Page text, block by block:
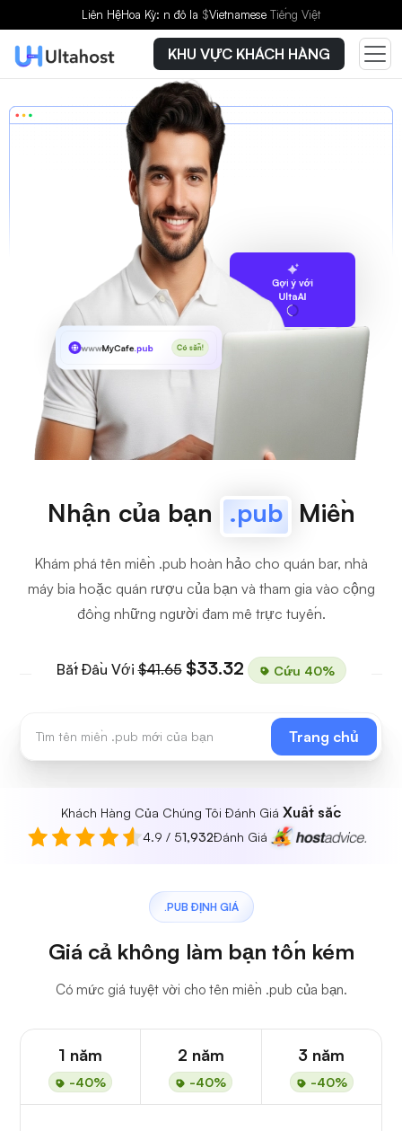
Liên HệHoa Kỳ: n đô la $Vietnamese Tiếng Việt
KHU VỰC KHÁCH HÀNG
Gợi ý với
UltaAI
wwwMyCafe.pub Có sẵn!
Nhận của bạn .pub Miền
Khám phá tên miền .pub hoàn hảo cho quán bar, nhà
máy bia hoặc quán rượu của bạn và tham gia vào cộng
đồng những người đam mê trực tuyến.
Bắt Đầu Với$41.65 $33.32 Cứu 40%
Trang chủ
Khách Hàng Của Chúng Tôi Đánh Giá Xuất sắc
4.9 / 51,932Đánh Giá
.PUB ĐỊNH GIÁ
Giá cả không làm bạn tốn kém
Có mức giá tuyệt vời cho tên miền .pub của bạn.
1 năm
-40%
2 năm
-40%
3 năm
-40%